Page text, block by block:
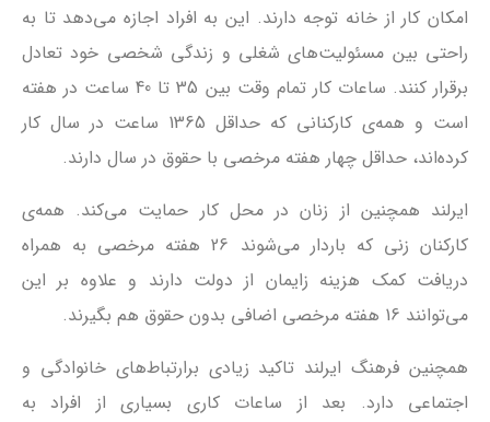
امکان کار از خانه توجه دارند. این به افراد اجازه می‌دهد تا به
راحتی بین مسئولیت‌های شغلی و زندگی شخصی خود تعادل
برقرار کنند. ساعات کار تمام وقت بین 35 تا 40 ساعت در هفته
است و همه‌ی کارکنانی که حداقل 1365 ساعت در سال کار
کرده‌اند، حداقل چهار هفته مرخصی با حقوق در سال دارند.
ایرلند همچنین از زنان در محل کار حمایت می‌کند. همه‌ی
کارکنان زنی که باردار می‌شوند 26 هفته مرخصی به همراه
دریافت کمک هزینه زایمان از دولت دارند و علاوه بر این
می‌توانند 16 هفته مرخصی اضافی بدون حقوق هم بگیرند.
همچنین فرهنگ ایرلند تاکید زیادی برارتباط‌های خانوادگی و
اجتماعی دارد. بعد از ساعات کاری بسیاری از افراد به